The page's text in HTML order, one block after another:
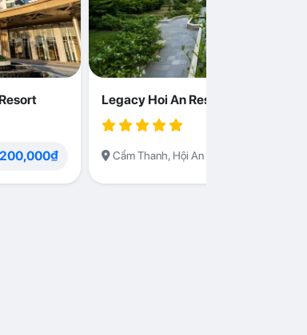
Legacy Hoi An Resort
Cẩm Thanh, Hội An